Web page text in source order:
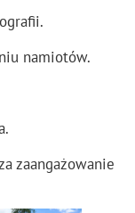
namiotów.
zaangażowanie